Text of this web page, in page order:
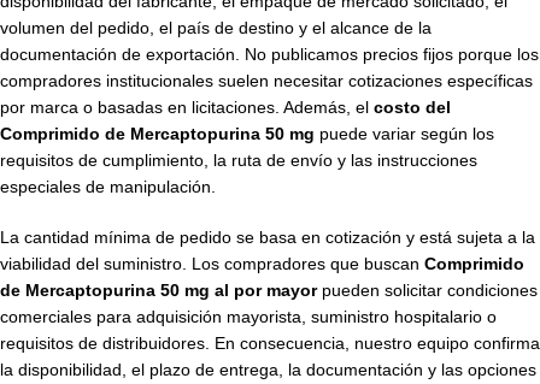
volumen del pedido, el país de destino y el alcance de la
documentación de exportación. No publicamos precios fijos porque los
compradores institucionales suelen necesitar cotizaciones específicas
por marca o basadas en licitaciones. Además, el costo del
Comprimido de Mercaptopurina 50 mg puede variar según los
requisitos de cumplimiento, la ruta de envío y las instrucciones
especiales de manipulación.
La cantidad mínima de pedido se basa en cotización y está sujeta a la
viabilidad del suministro. Los compradores que buscan Comprimido
de Mercaptopurina 50 mg al por mayorpueden solicitar condiciones
comerciales para adquisición mayorista, suministro hospitalario o
requisitos de distribuidores. En consecuencia, nuestro equipo confirma
la disponibilidad, el plazo de entrega, la documentación y las opciones